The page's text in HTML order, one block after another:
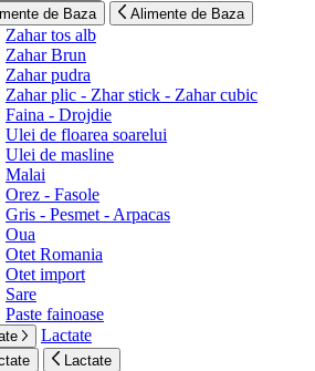
de Baza Alimente de Baza
Zahar tos alb
Zahar Brun
Zahar pudra
Zahar plic - Zhar stick - Zahar cubic
Faina - Drojdie
Ulei de floarea soarelui
Ulei de masline
Malai
Orez - Fasole
Gris - Pesmet - Arpacas
Oua
Otet Romania
Otet import
Sare
Paste fainoase
Lactate
Lactate